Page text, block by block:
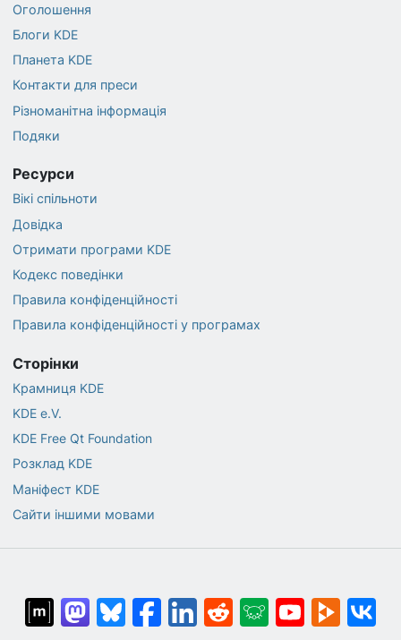
Оголошення
Блоги KDE
Планета KDE
Контакти для преси
Різноманітна інформація
Подяки
Ресурси
Вікі спільноти
Довідка
Отримати програми KDE
Кодекс поведінки
Правила конфіденційності
Правила конфіденційності у програмах
Сторінки
Крамниця KDE
KDE e.V.
KDE Free Qt Foundation
Розклад KDE
Маніфест KDE
Сайти іншими мовами